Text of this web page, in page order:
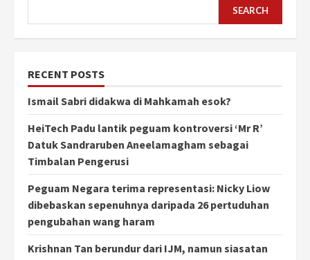
SEARCH
RECENT POSTS
Ismail Sabri didakwa di Mahkamah esok?
HeiTech Padu lantik peguam kontroversi ‘Mr R’
Datuk Sandraruben Aneelamagham sebagai
Timbalan Pengerusi
Peguam Negara terima representasi: Nicky Liow
dibebaskan sepenuhnya daripada 26 pertuduhan
pengubahan wang haram
Krishnan Tan berundur dari IJM, namun siasatan